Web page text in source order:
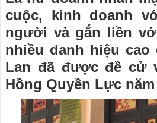
cuộc, kinh doanh
người và gắn liền
nhiều danh hiệu cao
Lan đã được đề cử
Hồng Quyền Lực năm